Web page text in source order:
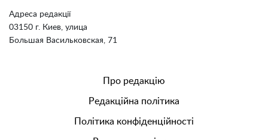
Адреса редакції
03150 г. Киев, улица
Большая Васильковская, 71
Про редакцію
Редакційна політика
Політика конфіденційності